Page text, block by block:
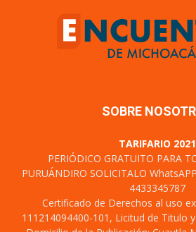
SOBRE
TARIFARIO 2021
PERIÓDICO GRATUITO PARA
PURUÁNDIRO SOLICITALO
4433345787
Certificado de Derechos al uso
111214094400-101, Licitud de Titulo